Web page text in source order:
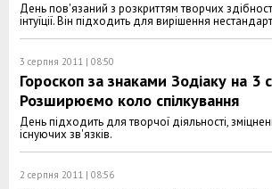
День пов'язаний з розкриттям творчих
інтуїції. Він підходить для вирішення
3 серпня 2011 | 08:50
Гороскоп за знаками Зодіаку на 3
Розширюємо коло спілкування
День підходить для творчої діяльності,
існуючих зв'язків.
2 серпня 2011 | 08:56